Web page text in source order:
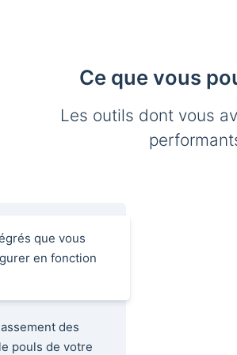
Ce que vous
Les outils dont vous
que vous
en fonction
des
pouls de votre